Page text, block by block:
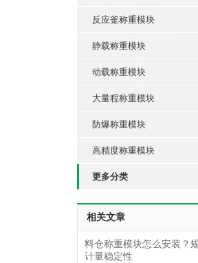
反应釜称重模块
静载称重模块
动载称重模块
大量程称重模块
防爆称重模块
高精度称重模块
更多分类
相关文章
料仓称重模块怎么安装？
计量稳定性